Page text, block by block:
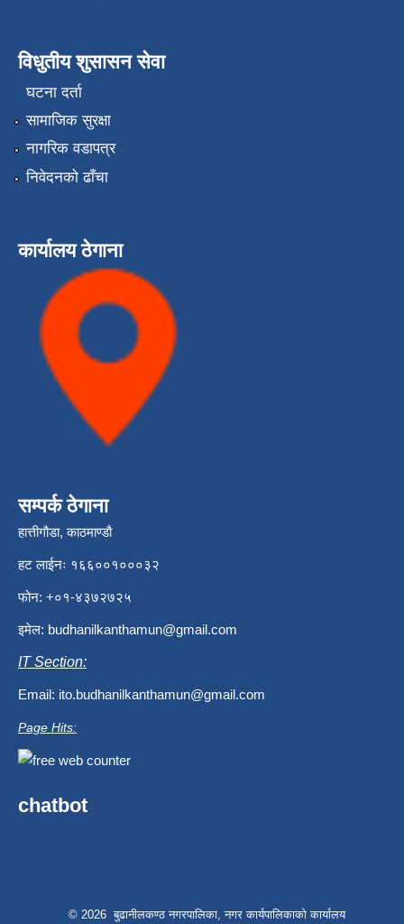
विधुतीय शुसासन सेवा
घटना दर्ता
सामाजिक सुरक्षा
नागरिक वडापत्र
निवेदनको ढाँचा
कार्यालय ठेगाना
सम्पर्क ठेगाना
हात्तीगौडा, काठमाण्डौ
हट लाईनः १६६००१०००३२
फोन: +०१-४३७२७२५
इमेल: budhanilkanthamun@gmail.com
IT Section:
Email: ito.budhanilkanthamun@gmail.com
Page Hits:
chatbot
© 2026 बुढानीलकण्ठ नगरपालिका, नगर कार्यपालिकाको कार्यालय